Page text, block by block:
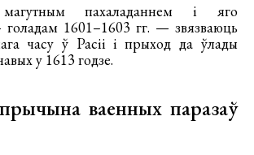
пахаладаннем і яго
1601–1603 гг. — звязваюць
часу ў Расіі і прыход да ўлады
у 1613 годзе.
ваенных паразаў